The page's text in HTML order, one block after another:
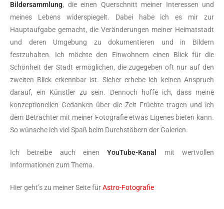
Bildersammlung, die einen Querschnitt meiner Interessen und
meines Lebens widerspiegelt. Dabei habe ich es mir zur
Hauptaufgabe gemacht, die Veränderungen meiner Heimatstadt
und deren Umgebung zu dokumentieren und in Bildern
festzuhalten. Ich möchte den Einwohnern einen Blick für die
Schönheit der Stadt ermöglichen, die zugegeben oft nur auf den
zweiten Blick erkennbar ist. Sicher erhebe ich keinen Anspruch
darauf, ein Künstler zu sein. Dennoch hoffe ich, dass meine
konzeptionellen Gedanken über die Zeit Früchte tragen und ich
dem Betrachter mit meiner Fotografie etwas Eigenes bieten kann.
So wünsche ich viel Spaß beim Durchstöbern der Galerien.
Ich betreibe auch einenYouTube-Kanal
mit wertvollen
Informationen zum Thema.
Hier geht’s zu meiner Seite fürAstro-Fotografie